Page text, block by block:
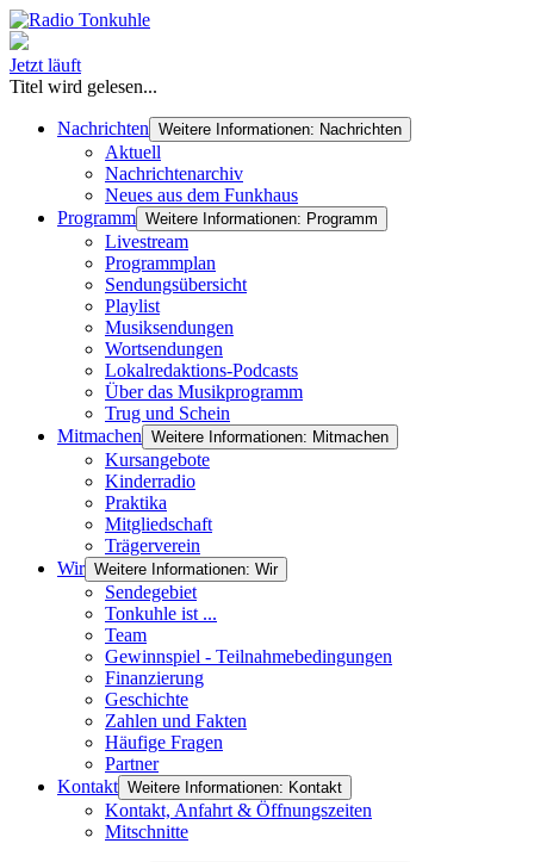
Jetzt läuft
Titel wird gelesen...
Nachrichten Weitere Informationen: Nachrichten
Aktuell
Nachrichtenarchiv
Neues aus dem Funkhaus
Programm Weitere Informationen: Programm
Livestream
Programmplan
Sendungsübersicht
Playlist
Musiksendungen
Wortsendungen
Lokalredaktions-Podcasts
Über das Musikprogramm
Trug und Schein
Mitmachen Weitere Informationen: Mitmachen
Kursangebote
Kinderradio
Praktika
Mitgliedschaft
Trägerverein
Wir Weitere Informationen: Wir
Sendegebiet
Tonkuhle ist ...
Team
Gewinnspiel - Teilnahmebedingungen
Finanzierung
Geschichte
Zahlen und Fakten
Häufige Fragen
Partner
Kontakt Weitere Informationen: Kontakt
Kontakt, Anfahrt & Öffnungszeiten
Mitschnitte